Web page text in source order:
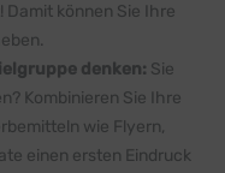
können Sie Ihre
denken: Sie
Kombinieren Sie Ihre
wie Flyern,
einen ersten Eindruck